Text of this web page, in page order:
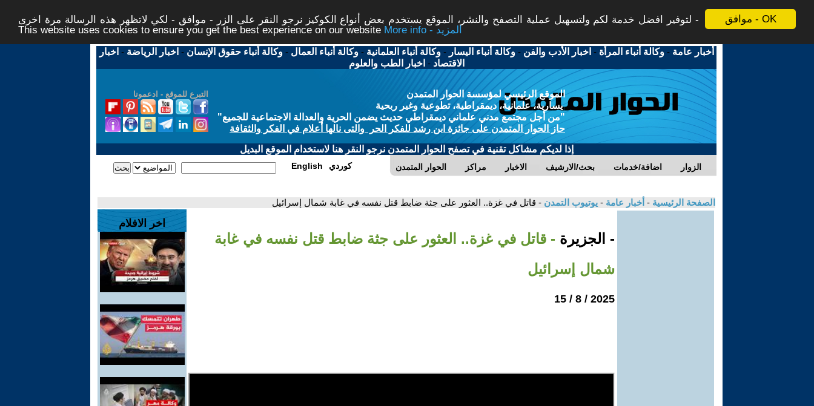
موافق - OK
لتوفير افضل خدمة لكم ولتسهيل عملية التصفح والنشر، الموقع يستخدم بعض أنواع الكوكيز نرجو النقر على الزر - موافق - لكي لاتظهر هذه الرسالة مرة اخرى -
This website uses cookies to ensure you get the best experience on our website
More info - المزيد
أخبار عامة -وكالة أنباء المرأة - اخبار الأدب والفن -وكالة أنباء اليسار -وكالة أنباء العلمانية -وكالة أنباء العمال -وكالة أنباء حقوق الإنسان - اخبار الرياضة - اخبار
الاقتصاد - اخبار الطب والعلوم
التبرع للموقع - ادعمونا
الموقع الرئيسي لمؤسسة الحوار المتمدن
يسارية، علمانية، ديمقراطية، تطوعية وغير ربحية
"من أجل مجتمع مدني علماني ديمقراطي حديث يضمن الحرية والعدالة الاجتماعية للجميع"
حاز الحوار المتمدن على جائزة ابن رشد للفكر الحر والتى نالها أعلام في الفكر والثقافة
إذا لديكم مشاكل تقنية في تصفح الحوار المتمدن نرجو النقر هنا لاستخدام الموقع البديل
الحوار المتمدن مراكز الاخبار بحث/الارشيف اضافة/خدمات الزوار English كوردي
الصفحة الرئيسية - أخبار عامة - يوتيوب التمدن - قاتل في غزة.. العثور على جثة ضابط قتل نفسه في غابة شمال إسرائيل
- الجزيرة - قاتل في غزة.. العثور على جثة ضابط قتل نفسه في غابة
شمال إسرائيل
2025 / 8 / 15
اخر الافلام